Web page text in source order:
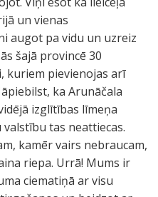
un vienas
augot pa vidu un uzreiz
šajā provincē 30
kuriem pievienojas arī
ka Arunāčala
izglītības līmeņa
tas neattiecas.
kamēr vairs nebraucam,
riepa. Urrā! Mums ir
ciematiņā ar visu